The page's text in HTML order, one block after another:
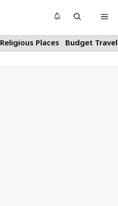
Religious Places Budget Travel